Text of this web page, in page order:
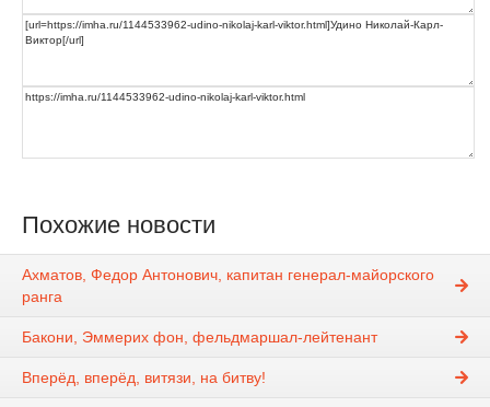
Похожие новости
Ахматов, Федор Антонович, капитан генерал-майорского
ранга
Бакони, Эммерих фон, фельдмаршал-лейтенант
Вперёд, вперёд, витязи, на битву!